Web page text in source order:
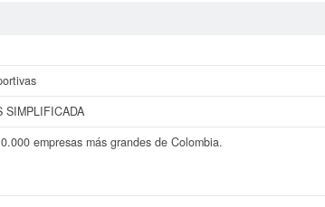
SIMPLIFICADA
empresas más grandes de Colombia.